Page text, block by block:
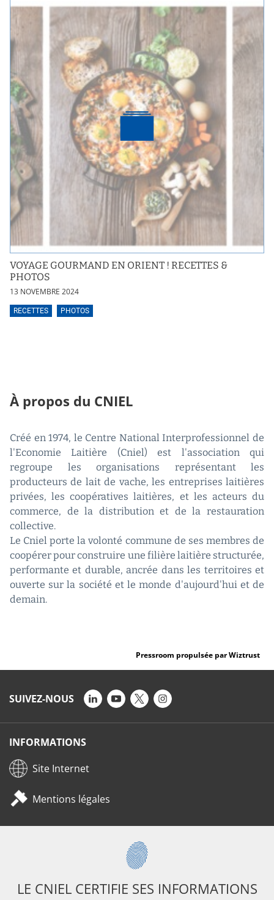
VOYAGE GOURMAND EN ORIENT ! RECETTES &
PHOTOS
13 NOVEMBRE 2024
RECETTES PHOTOS
À propos du CNIEL
Créé en 1974, le Centre National Interprofessionnel de
l'Economie Laitière (Cniel) est l'association qui
regroupe les organisations représentant les
producteurs de lait de vache, les entreprises laitières
privées, les coopératives laitières, et les acteurs du
commerce, de la distribution et de la restauration
collective.
Le Cniel porte la volonté commune de ses membres de
coopérer pour construire une filière laitière structurée,
performante et durable, ancrée dans les territoires et
ouverte sur la société et le monde d'aujourd'hui et de
demain.
Pressroom propulsée par Wiztrust
SUIVEZ-NOUS
INFORMATIONS
Site Internet
Mentions légales
LE CNIEL CERTIFIE SES INFORMATIONS